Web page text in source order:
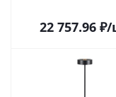
22 757.96₽/